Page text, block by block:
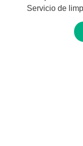
Servicio de